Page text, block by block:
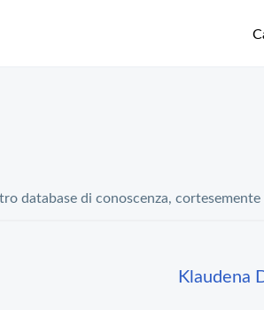
database di conoscenza,
Klaudena